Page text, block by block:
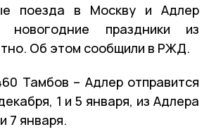
поезда в Москву и Адлер
новогодние праздники из
Об этом сообщили в РЖД.
Тамбов – Адлер отправится
1 и 5 января, из Адлера
7 января.